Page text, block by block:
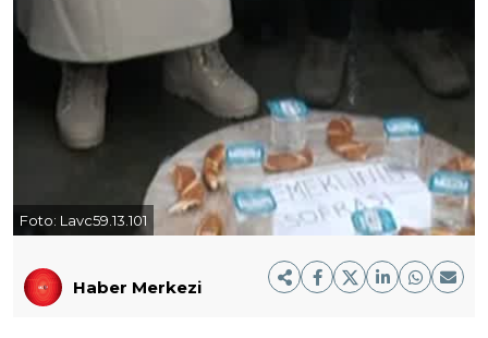
Foto: Lavc59.13.101
Haber Merkezi